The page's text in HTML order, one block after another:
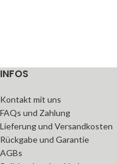
INFOS
Kontakt mit uns
FAQs und Zahlung
Lieferung und Versandkosten
Rückgabe und Garantie
AGBs